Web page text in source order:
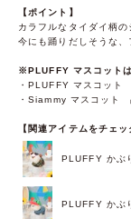
【ポイント】
カラフルなタイダイ柄
今にも踊りだしそうな、
※PLUFFY マスコットは
・PLUFFY マスコッ
・Siammy マスコット
【関連アイテムをチェッ
PLUFFY かぶ
PLUFFY かぶ